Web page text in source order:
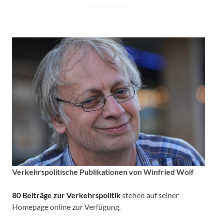
Verkehrspolitische Publikationen von Winfried Wolf
80 Beiträge zur Verkehrspolitikstehen auf seiner
Homepage online zur Verfügung.